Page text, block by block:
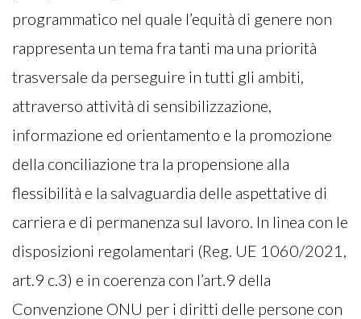
programmatico nel quale l’equità di genere non
rappresenta un tema fra tanti ma una priorità
trasversale da perseguire in tutti gli ambiti,
attraverso attività di sensibilizzazione,
informazione ed orientamento e la promozione
della conciliazione tra la propensione alla
flessibilità e la salvaguardia delle aspettative di
carriera e di permanenza sul lavoro. In linea con le
disposizioni regolamentari (Reg. UE 1060/2021,
art.9 c.3) e in coerenza con l’art.9 della
Convenzione ONU per i diritti delle persone con